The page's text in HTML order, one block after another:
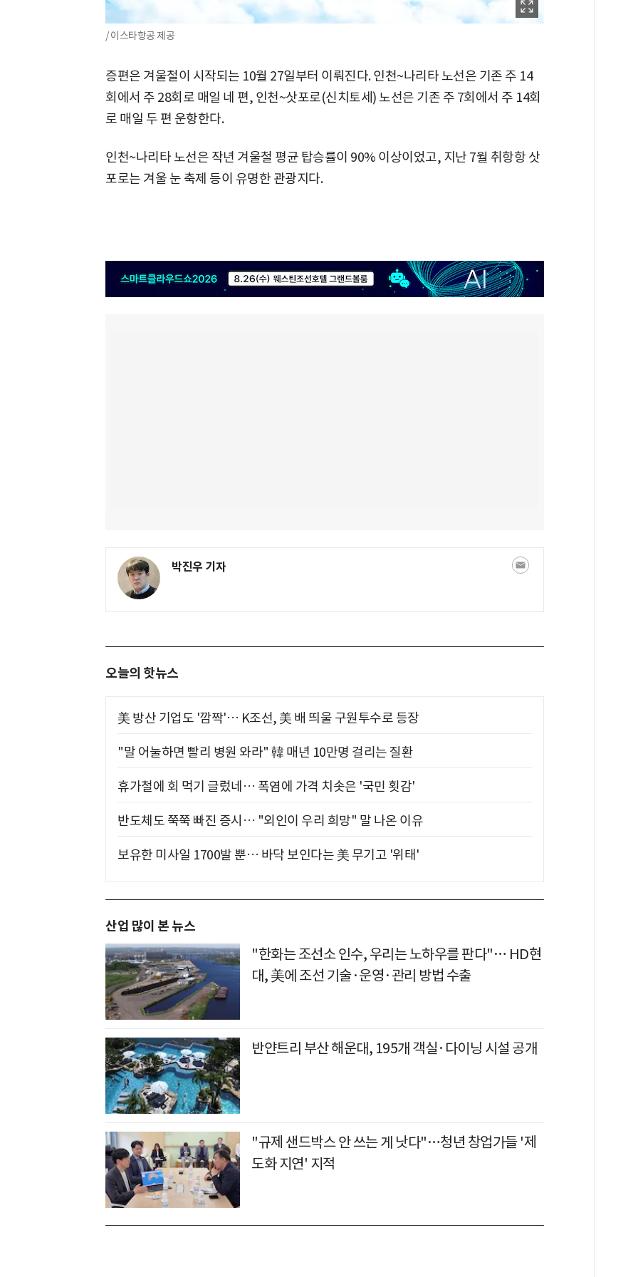
/ 이스타항공 제공
증편은 겨울철이 시작되는 10월 27일부터 이뤄진다. 인천~나리타 노선은 기존 주 14
회에서 주 28회로 매일 네 편, 인천~삿포로(신치토세) 노선은 기존 주 7회에서 주 14회
로 매일 두 편 운항한다.
인천~나리타 노선은 작년 겨울철 평균 탑승률이 90% 이상이었고, 지난 7월 취항항 삿
포로는 겨울 눈 축제 등이 유명한 관광지다.
박진우 기자
오늘의 핫뉴스
美 방산 기업도 '깜짝'… K조선, 美 배 띄울 구원투수로 등장
"말 어눌하면 빨리 병원 와라" 韓 매년 10만명 걸리는 질환
휴가철에 회 먹기 글렀네… 폭염에 가격 치솟은 '국민 횟감'
반도체도 쭉쭉 빠진 증시… "외인이 우리 희망" 말 나온 이유
보유한 미사일 1700발 뿐… 바닥 보인다는 美 무기고 '위태'
산업 많이 본 뉴스
"한화는 조선소 인수, 우리는 노하우를 판다"… HD현
대, 美에 조선 기술·운영·관리 방법 수출
반얀트리 부산 해운대, 195개 객실·다이닝 시설 공개
"규제 샌드박스 안 쓰는 게 낫다"…청년 창업가들 '제
도화 지연' 지적